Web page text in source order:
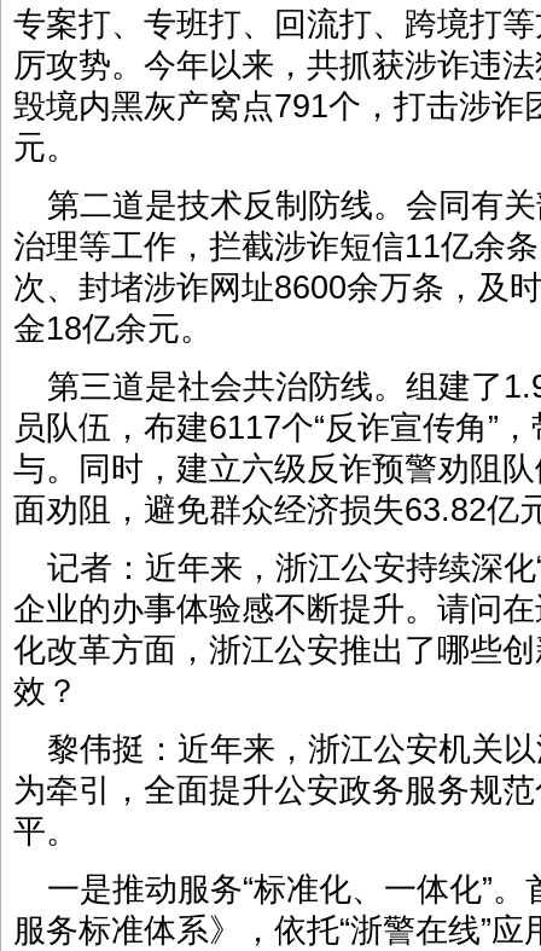
专案打、专班打、回流打、跨境打
厉攻势。今年以来，共抓获涉诈违
毁境内黑灰产窝点791个，打击涉诈
元。
第二道是技术反制防线。会同有
治理等工作，拦截涉诈短信11亿余
次、封堵涉诈网址8600余万条，及
金18亿余元。
第三道是社会共治防线。组建了
员队伍，布建6117个“反诈宣传角”
与。同时，建立六级反诈预警劝阻
面劝阻，避免群众经济损失63.82亿
记者：近年来，浙江公安持续深
企业的办事体验感不断提升。请问
化改革方面，浙江公安推出了哪些
效？
黎伟挺：近年来，浙江公安机关
为牵引，全面提升公安政务服务规
平。
一是推动服务“标准化、一体化”
服务标准体系》，依托“浙警在线”